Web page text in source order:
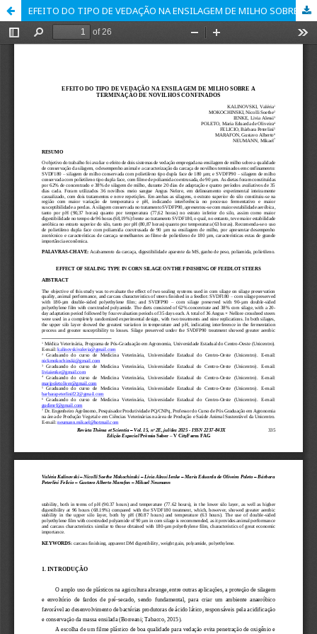
EFEITO DO TIPO DE VEDAÇÃO NA ENSILAGEM DE MILHO SOBRE A TERMINAÇÃO DE NOVILHOS CONFINADOS